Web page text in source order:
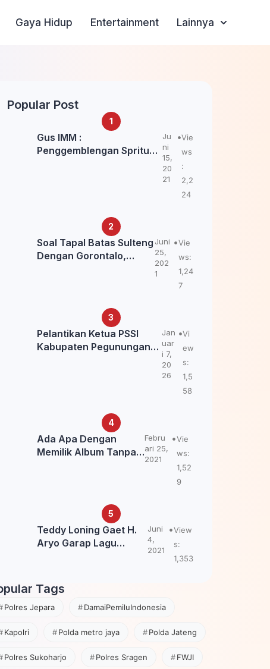
Gaya Hidup Entertainment Lainnya
Popular Post
Gus IMM :
Penggemblengan Spritual
Ju
ni
15,
20
21
Vie
ws
:
2,2
24
Soal Tapal Batas Sulteng
Dengan Gorontalo,
Juni
25,
202
1
Vie
ws:
1,24
7
Pelantikan Ketua PSSI
Kabupaten Pegunungan
Jan
uar
i 7,
20
26
Vi
ew
s:
1,5
58
Ada Apa Dengan
Memilik Album Tanpa
Febru
ari 25,
2021
Vie
ws:
1,52
9
Teddy Loning Gaet H.
Aryo Garap Lagu
Juni
4,
2021
View
s:
1,353
Tags
Polres Jepara DamaiPemiluIndonesia
Kapolri Polda metro jaya Polda Jateng
Polres Sukoharjo Polres Sragen FWJI